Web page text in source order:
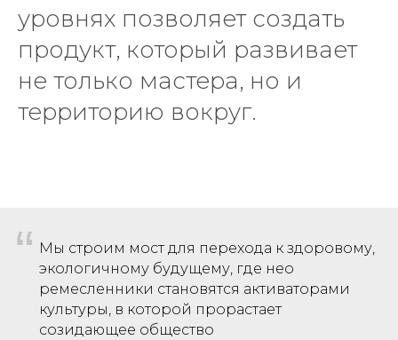
уровнях позволяет создать
продукт, который развивает
не только мастера, но и
территорию вокруг.
“ Мы строим мост для перехода к здоровому,
экологичному будущему, где нео
ремесленники становятся активаторами
культуры, в которой прорастает
созидающее общество